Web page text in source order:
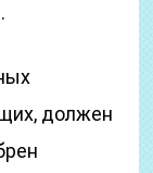
должен